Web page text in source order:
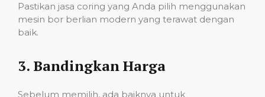
Pastikan jasa coring yang Anda pilih menggunakan
mesin bor berlian modern yang terawat dengan
baik.
3. Bandingkan Harga
Sebelum memilih, ada baiknya untuk